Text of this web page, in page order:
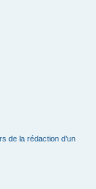
de la rédaction d’un